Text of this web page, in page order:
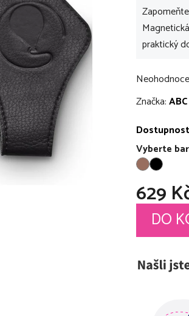
praktický
Průměrné
hodnocení
je
0,0
z
hvězdiček.
Značka:
Dostupnost
Vyberte
629
Měrná cena:
DO